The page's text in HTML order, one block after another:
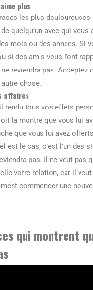
plus
les plus douloureuses
quelqu’un avec qui vous
mois ou des années. Si
si des amis vous l’ont
reviendra pas. Acceptez
chose.
affaires
rendu tous vos effets
la montre que vous lui
que vous lui avez
est le cas, c’est l’un des
pas. Il ne veut pas
votre relation, car il
commencer une
qui montrent